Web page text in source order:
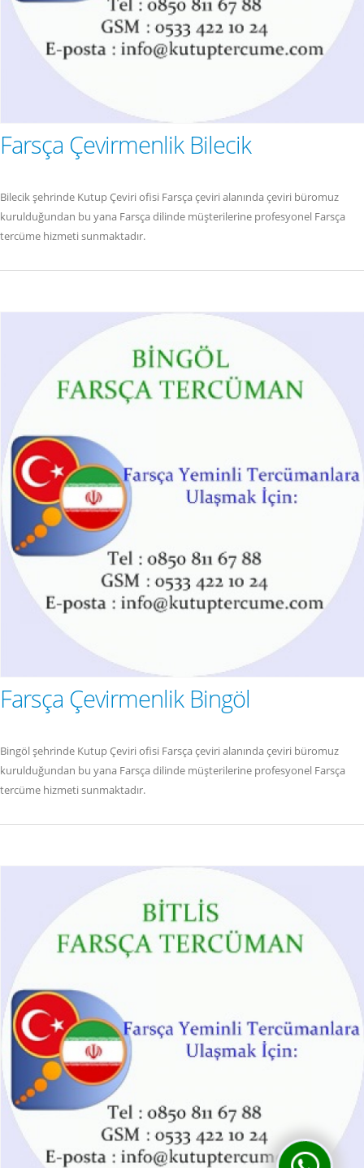
Farsça Çevirmenlik Bilecik
Bilecik şehrinde Kutup Çeviri ofisi Farsça çeviri alanında çeviri büromuz
kurulduğundan bu yana Farsça dilinde müşterilerine profesyonel Farsça
tercüme hizmeti sunmaktadır.
Farsça Çevirmenlik Bingöl
Bingöl şehrinde Kutup Çeviri ofisi Farsça çeviri alanında çeviri büromuz
kurulduğundan bu yana Farsça dilinde müşterilerine profesyonel Farsça
tercüme hizmeti sunmaktadır.